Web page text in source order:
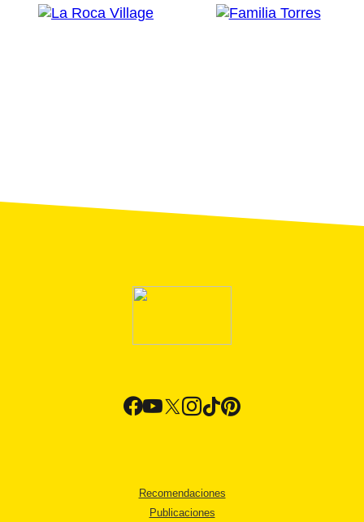
Recomendaciones
Publicaciones